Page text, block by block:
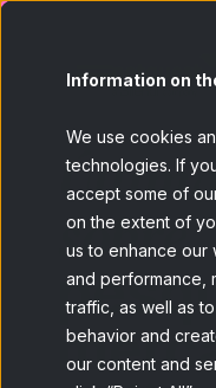
Information on
We use cookies
technologies. If
accept some of
on the extent of
us to enhance our
and performance,
traffic, as well as
behavior and
our content and
sobre